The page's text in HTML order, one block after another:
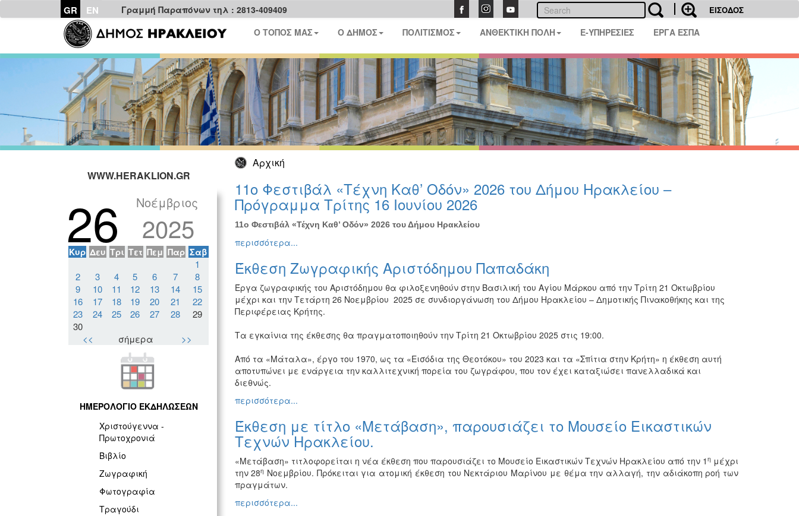
GR EN Γραμμή Παραπόνων τηλ : 2813-409409 ΕΙΣΟΔΟΣ
Ο ΤΟΠΟΣ ΜΑΣ Ο ΔΗΜΟΣ ΠΟΛΙΤΙΣΜΟΣ ΑΝΘΕΚΤΙΚΗ ΠΟΛΗ E-ΥΠΗΡΕΣΙΕΣ ΕΡΓΑ ΕΣΠΑ
Αρχική
WWW.HERAKLION.GR
26 Νοέμβριος
2025
Κυρ Δευ Τρι Τετ Πεμ Παρ Σαβ
1
2
3 4 5 6 7
8
9
10 11 12 13 14
15
16
17 18 19 20 21
22
23
24 25 26 27 28
29
30
<<
σήμερα >>
ΗΜΕΡΟΛΟΓΙΟ ΕΚΔΗΛΩΣΕΩΝ
Χριστούγεννα -
Πρωτοχρονιά
Βιβλίο
Ζωγραφική
Φωτογραφία
Τραγούδι
11ο Φεστιβάλ «Τέχνη Καθ’ Οδόν» 2026 του Δήμου Ηρακλείου –
Πρόγραμμα Τρίτης 16 Ιουνίου 2026
11ο Φεστιβάλ «Τέχνη Καθ’ Οδόν» 2026 του Δήμου Ηρακλείου
περισσότερα...
Έκθεση Ζωγραφικής Αριστόδημου Παπαδάκη
Έργα ζωγραφικής του Αριστόδημου θα φιλοξενηθούν στην Βασιλική του Αγίου Μάρκου από την Τρίτη 21 Οκτωβρίου
μέχρι και την Τετάρτη 26 Νοεμβρίου 2025 σε συνδιοργάνωση του Δήμου Ηρακλείου – Δημοτικής Πινακοθήκης και της
Περιφέρειας Κρήτης.
Τα εγκαίνια της έκθεσης θα πραγματοποιηθούν την Τρίτη 21 Οκτωβρίου 2025 στις 19:00.
Από τα «Μάταλα», έργο του 1970, ως τα «Εισόδια της Θεοτόκου» του 2023 και τα «Σπίτια στην Κρήτη» η έκθεση αυτή
αποτυπώνει με ενάργεια την καλλιτεχνική πορεία του ζωγράφου, που τον έχει καταξιώσει πανελλαδικά και
διεθνώς.
περισσότερα...
Έκθεση με τίτλο «Μετάβαση», παρουσιάζει το Μουσείο Εικαστικών
Τεχνών Ηρακλείου.
«Μετάβαση» τιτλοφορείται η νέα έκθεση που παρουσιάζει το Μουσείο Εικαστικών Τεχνών Ηρακλείου από την 1 η μέχρι
την 28η Νοεμβρίου. Πρόκειται για ατομική έκθεση του Νεκτάριου Μαρίνου με θέμα την αλλαγή, την αδιάκοπη ροή των
πραγμάτων.
περισσότερα...